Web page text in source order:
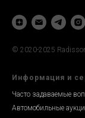
© 2020-2025
Информация и
Часто задаваемые
Автомобильные